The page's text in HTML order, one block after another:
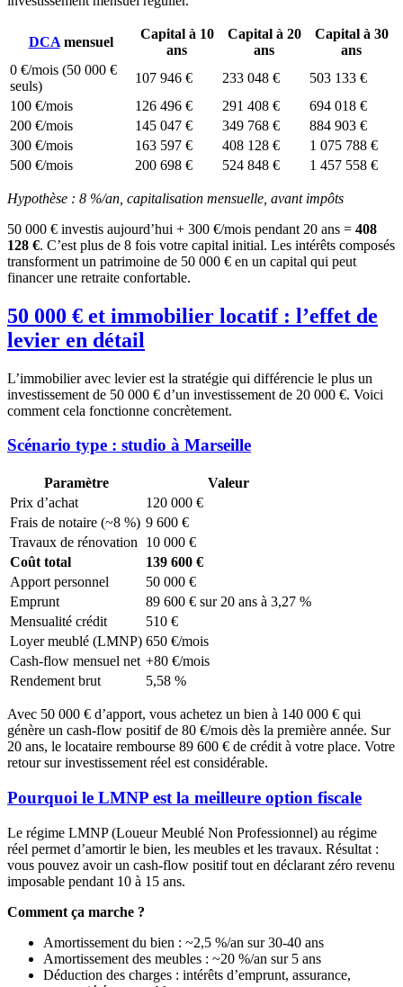
DCAmensuel
Capital à 10
ans
Capital à 20
ans
Capital à 30
ans
0 €/mois (50 000 €
seuls)
107 946 € 233 048 €
503 133 €
100 €/mois
126 496 € 291 408 €
694 018 €
200 €/mois
145 047 € 349 768 €
884 903 €
300 €/mois
163 597 € 408 128 €
1 075 788 €
500 €/mois
200 698 € 524 848 € 1 457 558 €
Hypothèse : 8 %/an, capitalisation mensuelle, avant impôts
50 000 € investis aujourd’hui + 300 €/mois pendant 20 ans = 408
128 €. C’est plus de 8 fois votre capital initial. Les intérêts composés
transforment un patrimoine de 50 000 € en un capital qui peut
financer une retraite confortable.
50 000 € et immobilier locatif : l’effet de
levier en détail
L’immobilier avec levier est la stratégie qui différencie le plus un
investissement de 50 000 € d’un investissement de 20 000 €. Voici
comment cela fonctionne concrètement.
Scénario type : studio à Marseille
Paramètre
Valeur
Prix d’achat
120 000 €
Frais de notaire (~8 %) 9 600 €
Travaux de rénovation
10 000 €
Coût total
139 600 €
Apport personnel
50 000 €
Emprunt
89 600 € sur 20 ans à 3,27 %
Mensualité crédit
510 €
Loyer meublé (LMNP) 650 €/mois
Cash-flow mensuel net +80 €/mois
Rendement brut
5,58 %
Avec 50 000 € d’apport, vous achetez un bien à 140 000 € qui
génère un cash-flow positif de 80 €/mois dès la première année. Sur
20 ans, le locataire rembourse 89 600 € de crédit à votre place. Votre
retour sur investissement réel est considérable.
Pourquoi le LMNP est la meilleure option fiscale
Le régime LMNP (Loueur Meublé Non Professionnel) au régime
réel permet d’amortir le bien, les meubles et les travaux. Résultat :
vous pouvez avoir un cash-flow positif tout en déclarant zéro revenu
imposable pendant 10 à 15 ans.
Comment ça marche ?
Amortissement du bien : ~2,5 %/an sur 30-40 ans
Amortissement des meubles : ~20 %/an sur 5 ans
Déduction des charges : intérêts d’emprunt, assurance,